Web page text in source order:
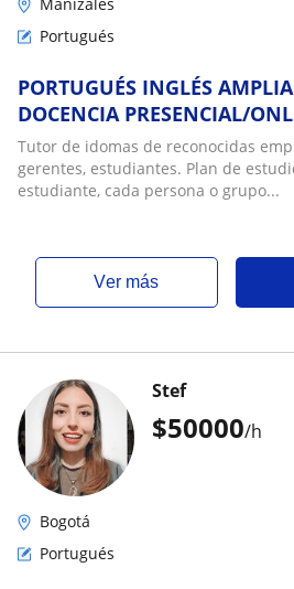
Portugués
PORTUGUÉS INGLÉS
DOCENCIA PRESENCIAL/
Tutor de idomas de reconocidas
gerentes, estudiantes. Plan de
estudiante, cada persona o grupo...
ver más
$50000/h
Stef
Bogotá
Portugués